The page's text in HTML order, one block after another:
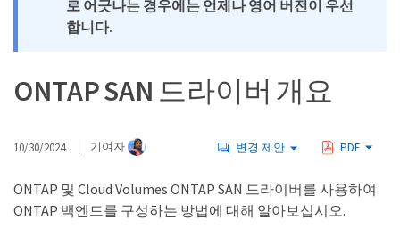
로 어긋나는 경우에는 언제나 영어 버전이 우선
합니다.
ONTAP SAN 드라이버 개요
10/30/2024 기여자 변경 제안 PDF
ONTAP 및 Cloud Volumes ONTAP SAN 드라이버를 사용하여
ONTAP 백엔드를 구성하는 방법에 대해 알아보십시오.